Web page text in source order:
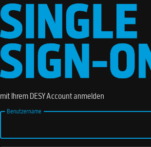
mit Ihrem DESY Account anmelden
Benutzername